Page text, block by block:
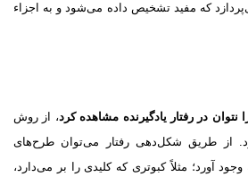
که مفید تشخیص داده مى‌شود و به اجزاء
نتوان در رفتار یادگیرنده مشاهده کرد، از روش
از طریق شکل‌دهى رفتار مى‌توان طرح‌هاى
وجود آورد؛ مثلاً کبوترى که کلیدى را بر مى‌دارد،